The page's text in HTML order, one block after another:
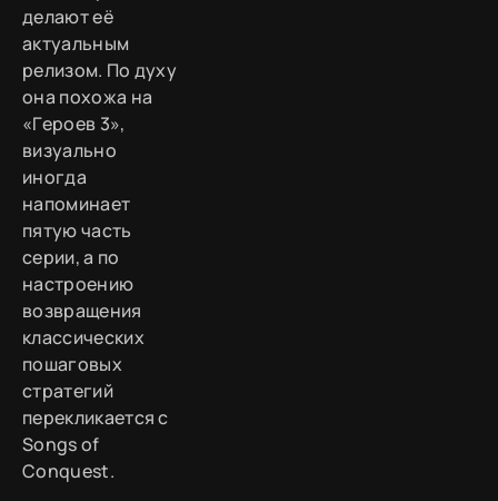
делают её
актуальным
релизом. По духу
она похожа на
«Героев 3»,
визуально
иногда
напоминает
пятую часть
серии, а по
настроению
возвращения
классических
пошаговых
стратегий
перекликается с
Songs of
Conquest.